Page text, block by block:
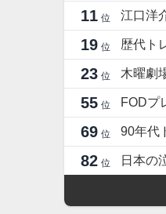
11 位 江口洋
19 位 歴代ト
23 位 木曜劇
55 位 FODプ
69 位 90年代
82 位 日本の